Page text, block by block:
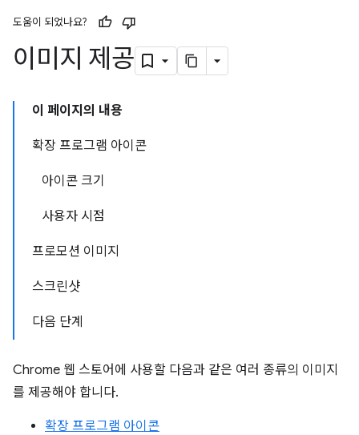
도움이 되었나요?
이미지 제공
이 페이지의 내용
확장 프로그램 아이콘
아이콘 크기
사용자 시점
프로모션 이미지
스크린샷
다음 단계
Chrome 웹 스토어에 사용할 다음과 같은 여러 종류의 이미지
를 제공해야 합니다.
확장 프로그램 아이콘